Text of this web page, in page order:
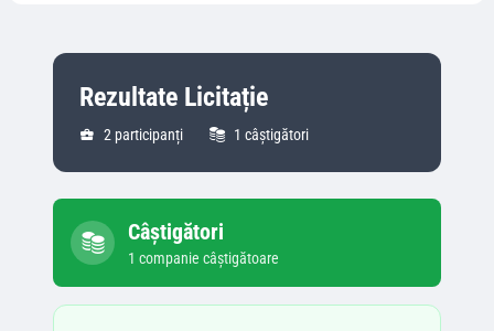
Rezultate Licitație
2 participanți 1 câștigători
Câștigători
1 companie câștigătoare